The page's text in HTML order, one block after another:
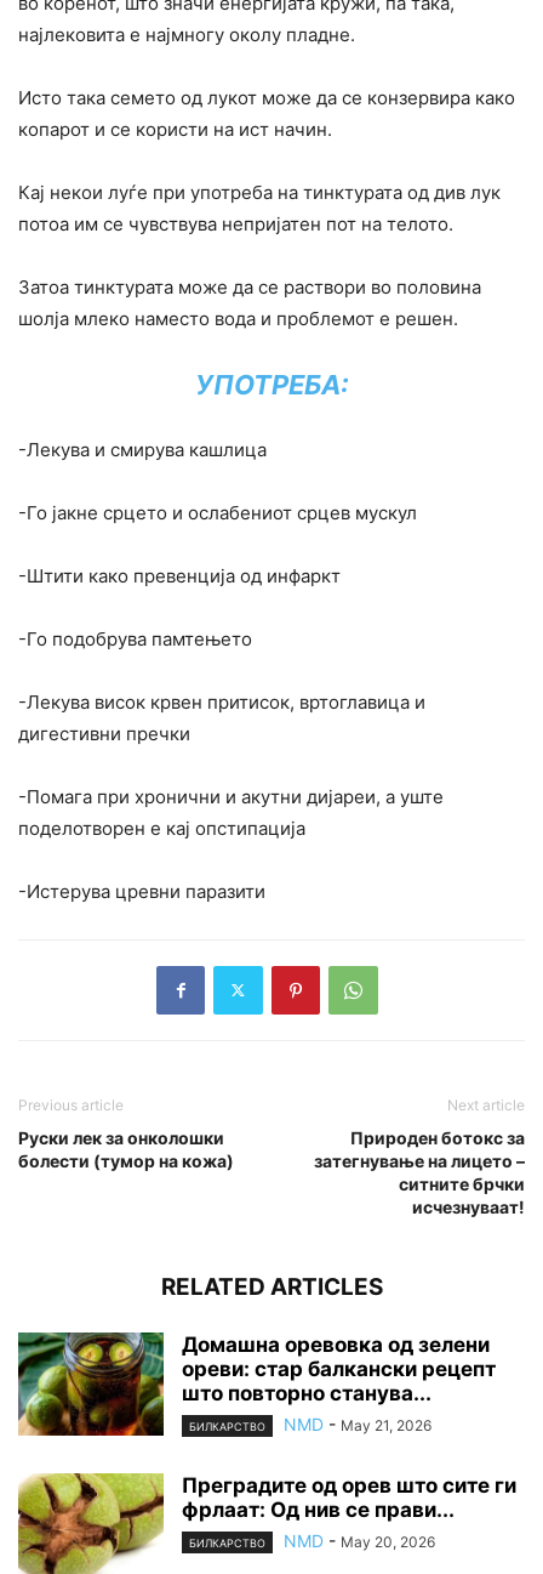
најлековита е најмногу околу пладне.
Исто така семето од лукот може да се конзервира како
копарот и се користи на ист начин.
Кај некои луѓе при употреба на тинктурата од див лук
потоа им се чувствува непријатен пот на телото.
Затоа тинктурата може да се раствори во половина
шолја млеко наместо вода и проблемот е решен.
УПОТРЕБА:
-Лекува и смирува кашлица
-Го јакне срцето и ослабениот срцев мускул
-Штити како превенција од инфаркт
-Го подобрува памтењето
-Лекува висок крвен притисок, вртоглавица и
дигестивни пречки
-Помага при хронични и акутни дијареи, а уште
поделотворен е кај опстипација
-Истерува цревни паразити
Previous article
Руски лек за онколошки
болести (тумор на кожа)
Next article
Природен ботокс за
затегнување на лицето –
ситните брчки
исчезнуваат!
RELATED ARTICLES
Домашна оревовка од зелени
ореви: стар балкански рецепт
што повторно станува...
БИЛКАРСТВО NMD - May 21, 2026
Преградите од орев што сите ги
фрлаат: Од нив се прави...
БИЛКАРСТВО NMD - May 20, 2026